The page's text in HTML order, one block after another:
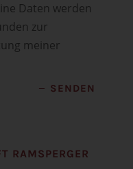
Daten werden
zur
meiner
SENDEN
RAMSPERGER